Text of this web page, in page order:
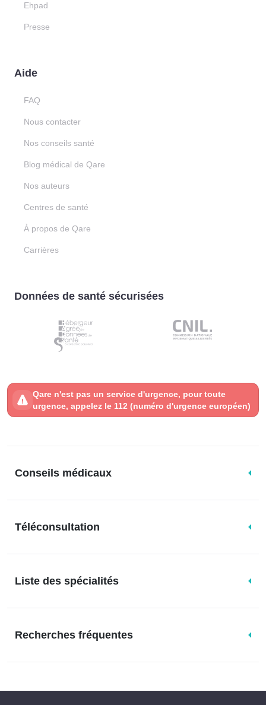
Ehpad
Presse
Aide
FAQ
Nous contacter
Nos conseils santé
Blog médical de Qare
Nos auteurs
Centres de santé
À propos de Qare
Carrières
Données de santé sécurisées
Qare n'est pas un service d'urgence, pour toute
urgence, appelez le 112 (numéro d'urgence européen)
Conseils médicaux
Téléconsultation
Liste des spécialités
Recherches fréquentes